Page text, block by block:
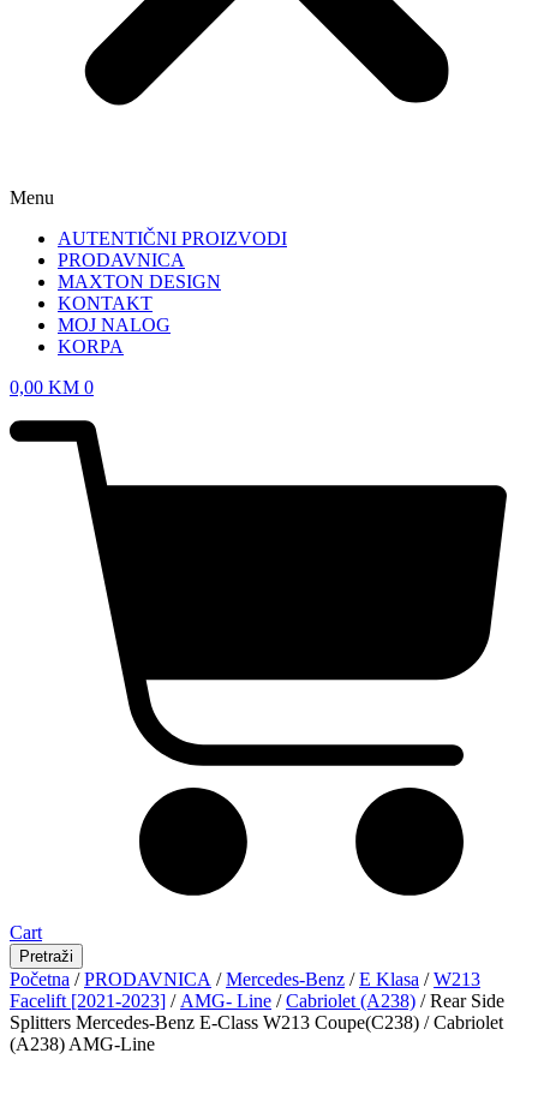
Menu
AUTENTIČNI PROIZVODI
PRODAVNICA
MAXTON DESIGN
KONTAKT
MOJ NALOG
KORPA
0,00 KM 0
Cart
Pretraži
Početna /PRODAVNICA /Mercedes-Benz /E Klasa /W213
Facelift [2021-2023] / AMG- Line /Cabriolet (A238) / Rear Side
Splitters Mercedes-Benz E-Class W213 Coupe(C238) / Cabriolet
(A238) AMG-Line